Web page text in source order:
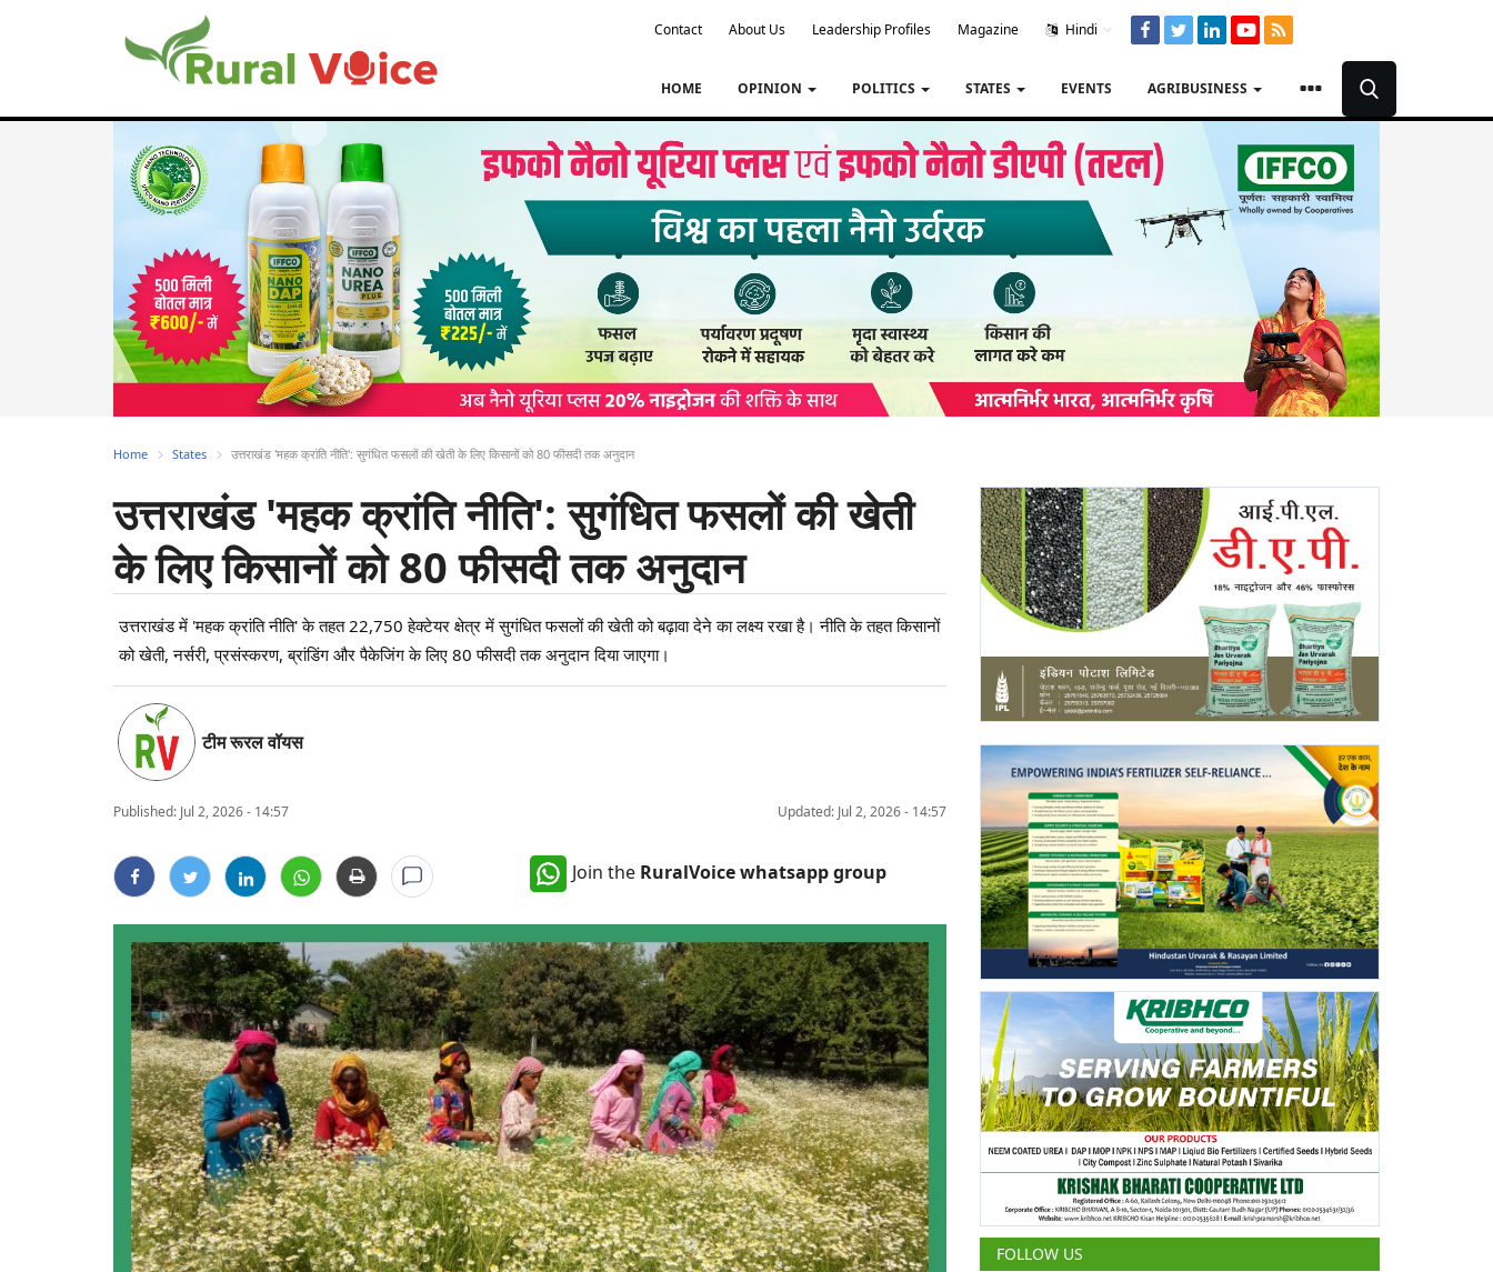
Contact About Us Leadership Profiles Magazine Hindi
HOME OPINION POLITICS STATES EVENTS AGRIBUSINESS
Home States उत्तराखंड 'महक क्रांति नीति': सुगंधित फसलों की खेती के लिए किसानों को 80 फीसदी तक अनुदान
उत्तराखंड 'महक क्रांति नीति': सुगंधित फसलों की खेती
के लिए किसानों को 80 फीसदी तक अनुदान
उत्तराखंड में 'महक क्रांति नीति' के तहत 22,750 हेक्टेयर क्षेत्र में सुगंधित फसलों की खेती को बढ़ावा देने का लक्ष्य रखा है। नीति के तहत किसानों
को खेती, नर्सरी, प्रसंस्करण, ब्रांडिंग और पैकेजिंग के लिए 80 फीसदी तक अनुदान दिया जाएगा।
टीम रूरल वॉयस
Published: Jul 2, 2026 - 14:57 Updated: Jul 2, 2026 - 14:57
Join the RuralVoice whatsapp group
FOLLOW US